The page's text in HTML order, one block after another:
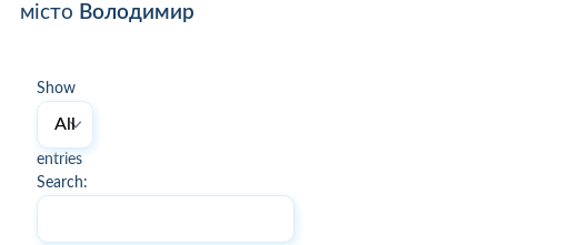
місто Володимир
Show
entries
Search: